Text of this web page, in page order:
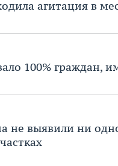
агитация в
100% граждан,
не выявили ни